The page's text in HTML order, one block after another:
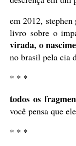
em 2012, stephen
livro sobre o
virada, o
no brasil pela cia
* * *
todos os
você pensa que
* * *